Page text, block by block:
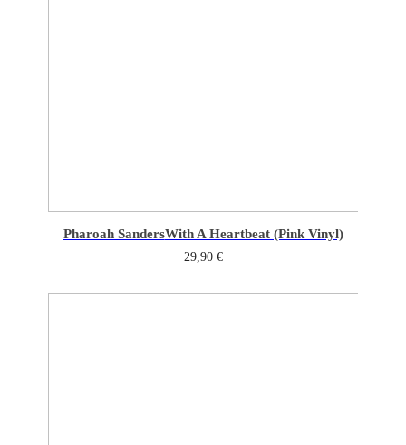
Pharoah SandersWith A Heartbeat (Pink Vinyl)
29,90 €